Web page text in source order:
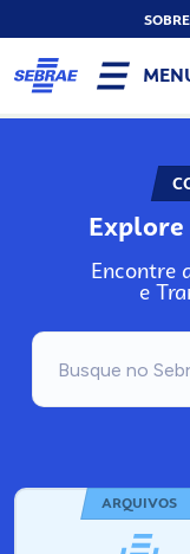
SOBRE
Encontre
e
ARQUIVOS